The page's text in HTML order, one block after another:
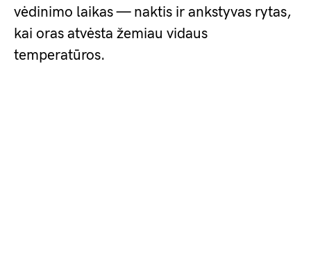
vėdinimo laikas — naktis ir ankstyvas rytas,
kai oras atvėsta žemiau vidaus
temperatūros.